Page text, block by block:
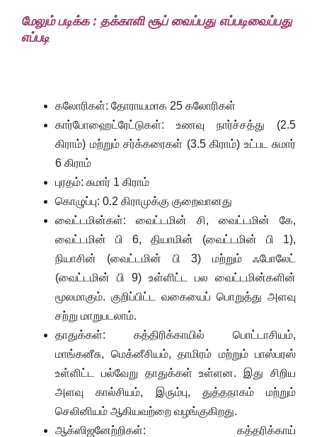
மேலும் படிக்க : தக்காளி சூப் வைப்பது எப்படிவைப்பது
எப்படி
கலோரிகள்: தோராயமாக 25 கலோரிகள்
கார்போஹைட்ரேட்டுகள்: உணவு நார்ச்சத்து (2.5
கிராம்) மற்றும் சர்க்கரைகள் (3.5 கிராம்) உட்பட சுமார்
6 கிராம்
புரதம்: சுமார் 1 கிராம்
கொழுப்பு: 0.2 கிராமுக்கு குறைவானது
வைட்டமின்கள்: வைட்டமின் சி, வைட்டமின் கே,
வைட்டமின் பி 6, தியாமின் (வைட்டமின் பி 1),
நியாசின் (வைட்டமின் பி 3) மற்றும் ஃபோலேட்
(வைட்டமின் பி 9) உள்ளிட்ட பல வைட்டமின்களின்
மூலமாகும். குறிப்பிட்ட வகையைப் பொறுத்து அளவு
சற்று மாறுபடலாம்.
தாதுக்கள்: கத்திரிக்காயில் பொட்டாசியம்,
மாங்கனீசு, மெக்னீசியம், தாமிரம் மற்றும் பாஸ்பரஸ்
உள்ளிட்ட பல்வேறு தாதுக்கள் உள்ளன. இது சிறிய
அளவு கால்சியம், இரும்பு, துத்தநாகம் மற்றும்
செலினியம் ஆகியவற்றை வழங்குகிறது.
ஆக்ஸிஜனேற்றிகள்: கத்தரிக்காய்